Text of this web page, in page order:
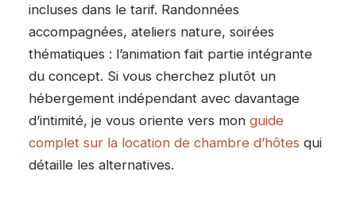
incluses dans le tarif. Randonnées
accompagnées, ateliers nature, soirées
thématiques : l’animation fait partie intégrante
du concept. Si vous cherchez plutôt un
hébergement indépendant avec davantage
d’intimité, je vous oriente vers mon guide
complet sur la location de chambre d’hôtes qui
détaille les alternatives.